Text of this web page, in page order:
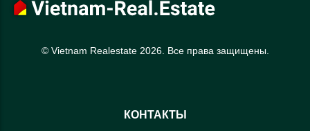
© Vietnam Realestate 2026. Все права защищены.
КОНТАКТЫ